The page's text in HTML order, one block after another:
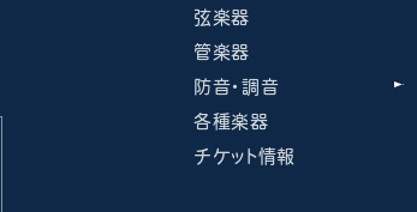
弦楽器
管楽器
防音・調音
各種楽器
チケット情報